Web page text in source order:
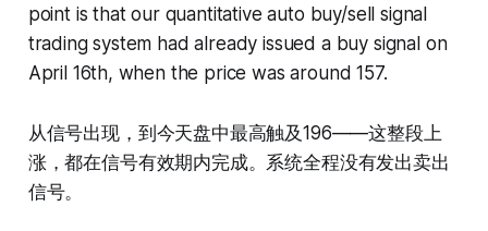
point is that our quantitative auto buy/sell signal
trading system had already issued a buy signal on
April 16th, when the price was around 157.
从信号出现，到今天盘中最高触及196——这整段上
涨，都在信号有效期内完成。系统全程没有发出卖出
信号。